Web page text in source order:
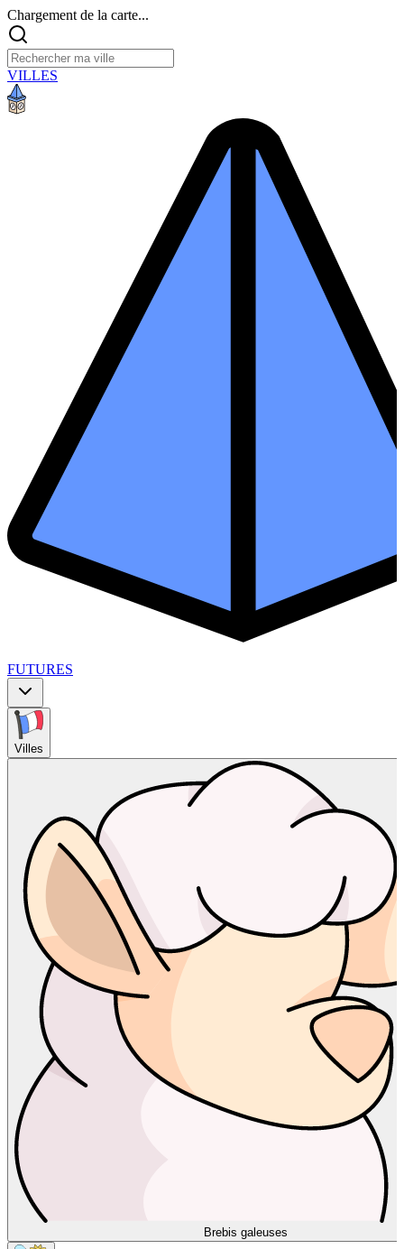
Chargement de la carte...
VILLES
FUTURES
Villes
Brebis galeuses